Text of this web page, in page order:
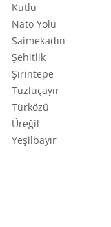
Kutlu
Nato Yolu
Saimekadın
Şehitlik
Şirintepe
Tuzluçayır
Türközü
Üreğil
Yeşilbayır